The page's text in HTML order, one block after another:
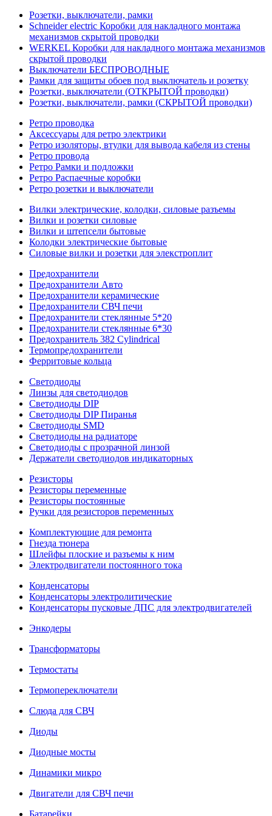
Розетки, выключатели, рамки
Schneider electric Коробки для накладного монтажа
механизмов скрытой проводки
WERKEL Коробки для накладного монтажа механизмов
скрытой проводки
Выключатели БЕСПРОВОДНЫЕ
Рамки для защиты обоев под выключатель и розетку
Розетки, выключатели (ОТКРЫТОЙ проводки)
Розетки, выключатели, рамки (СКРЫТОЙ проводки)
Ретро проводка
Аксессуары для ретро электрики
Ретро изоляторы, втулки для вывода кабеля из стены
Ретро провода
Ретро Рамки и подложки
Ретро Распаечные коробки
Ретро розетки и выключатели
Вилки электрические, колодки, силовые разъемы
Вилки и розетки силовые
Вилки и штепсели бытовые
Колодки электрические бытовые
Силовые вилки и розетки для элекстроплит
Предохранители
Предохранители Авто
Предохранители керамические
Предохранители СВЧ печи
Предохранители стеклянные 5*20
Предохранители стеклянные 6*30
Предохранитель 382 Cylindrical
Термопредохранители
Ферритовые кольца
Светодиоды
Линзы для светодиодов
Светодиоды DIP
Светодиоды DIP Пиранья
Светодиоды SMD
Светодиоды на радиаторе
Светодиоды с прозрачной линзой
Держатели светодиодов индикаторных
Резисторы
Резисторы переменные
Резисторы постоянные
Ручки для резисторов переменных
Комплектующие для ремонта
Гнезда тюнера
Шлейфы плоские и разъемы к ним
Электродвигатели постоянного тока
Конденсаторы
Конденсаторы электролитические
Конденсаторы пусковые ДПС для электродвигателей
Энкодеры
Трансформаторы
Термостаты
Термопереключатели
Слюда для СВЧ
Диоды
Диодные мосты
Динамики микро
Двигатели для СВЧ печи
Батарейки